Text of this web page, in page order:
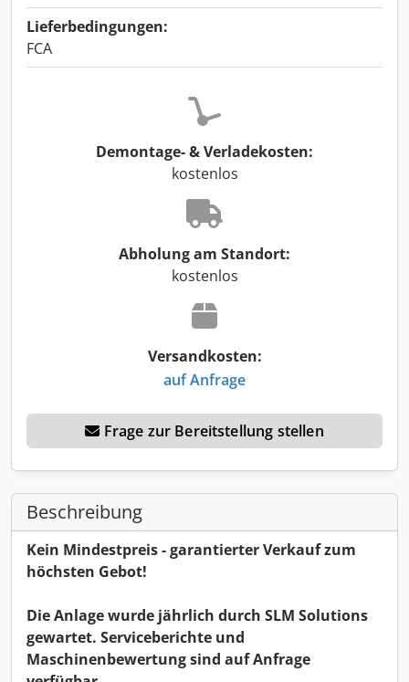
Lieferbedingungen:
FCA
Demontage- & Verladekosten:
kostenlos
Abholung am Standort:
kostenlos
Versandkosten:
auf Anfrage
Frage zur Bereitstellung stellen
Beschreibung
Kein Mindestpreis - garantierter Verkauf zum
höchsten Gebot!
Die Anlage wurde jährlich durch SLM Solutions
gewartet. Serviceberichte und
Maschinenbewertung sind auf Anfrage